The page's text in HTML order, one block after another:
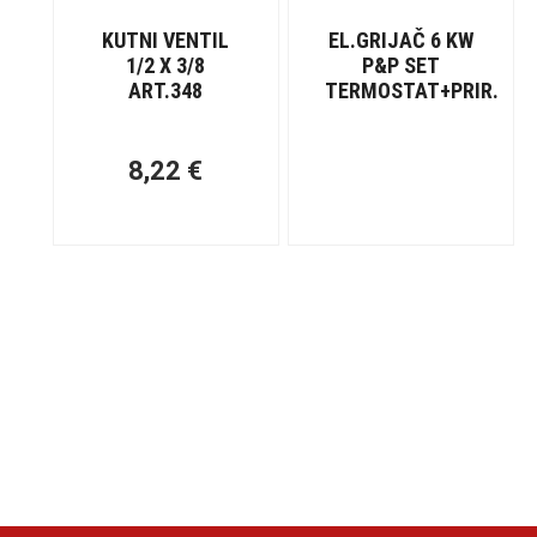
KUTNI VENTIL
1/2 X 3/8
ART.348
8,22 €
EL.GRIJAČ 6 KW
P&P SET
TERMOSTAT+PRIR.